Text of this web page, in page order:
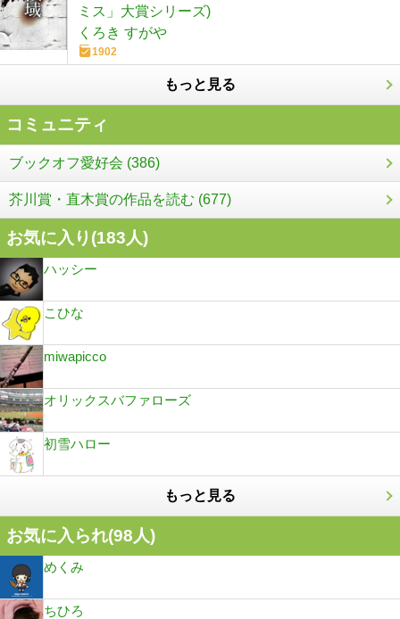
ミス」大賞シリーズ)
くろき すがや
1902
もっと見る
コミュニティ
ブックオフ愛好会 (386)
芥川賞・直木賞の作品を読む (677)
お気に入り(183人)
ハッシー
こひな
miwapicco
オリックスバファローズ
初雪ハロー
もっと見る
お気に入られ(98人)
めくみ
ちひろ